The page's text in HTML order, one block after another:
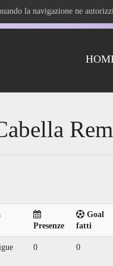
la navigazione ne
Presenze
Goal
fatti
0 0